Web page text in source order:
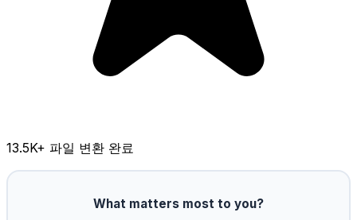
13.5K+ 파일 변환 완료
What matters most to you?